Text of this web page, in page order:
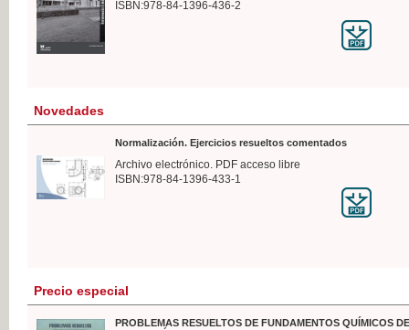
ISBN:978-84-1396-436-2
Novedades
Normalización. Ejercicios resueltos comentados
Archivo electrónico. PDF acceso libre
ISBN:978-84-1396-433-1
Precio especial
PROBLEMAS RESUELTOS DE FUNDAMENTOS QUÍMICOS